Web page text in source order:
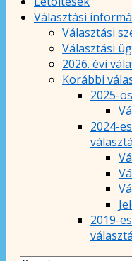
Választási
Választási
Választási
2026. évi
Korábbi
2025-
2024-
2019-